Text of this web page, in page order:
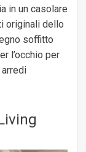
in un casolare
originali dello
soffitto
l’occhio per